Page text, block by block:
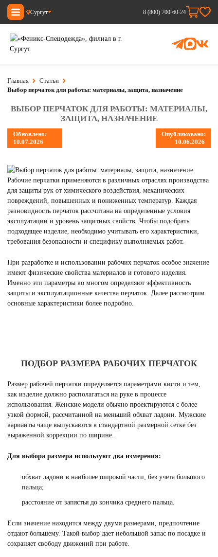
Сургут 8 (800) 700-60-24
Главная
Статьи
Выбор перчаток для работы: материалы, защита, назначение
ВЫБОР ПЕРЧАТОК ДЛЯ РАБОТЫ: МАТЕРИАЛЫ,
ЗАЩИТА, НАЗНАЧЕНИЕ
Обновлено:
10.07.2026
Опубликовано:
10.06.2026
Рабочие перчатки применяются в различных отраслях производства
для защиты рук от химического воздействия, механических
повреждений, повышенных и пониженных температур. Каждая
разновидность перчаток рассчитана на определенные условия
эксплуатации и уровень защитных свойств. Чтобы подобрать
подходящее изделие, необходимо учитывать его характеристики,
требования безопасности и специфику выполняемых работ.
При разработке и использовании рабочих перчаток особое значение
имеют физические свойства материалов и готового изделия.
Именно эти параметры во многом определяют эффективность
защиты и эксплуатационные качества перчаток. Далее рассмотрим
основные характеристики более подробно.
ПОДБОР РАЗМЕРА РАБОЧИХ ПЕРЧАТОК
Размер рабочей перчатки определяется параметрами кисти и тем,
как изделие должно располагаться на руке в процессе
использования. Женские модели обычно проектируются с более
узкой формой, рассчитанной на меньший обхват ладони. Мужские
варианты чаще выпускаются в стандартной размерной сетке без
выраженной коррекции по ширине.
Для выбора размера используют два измерения:
обхват ладони в наиболее широкой части, без учета большого
пальца;
расстояние от запястья до кончика среднего пальца.
Если значение находится между двумя размерами, предпочтение
отдают большему. Такой выбор дает небольшой запас по посадке и
сохраняет свободу движений при работе.